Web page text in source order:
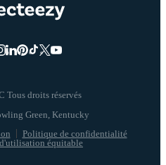
Tous droits réservés
Politique de confidentialité
équitable